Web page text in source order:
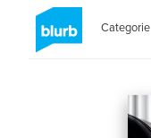
Categorie